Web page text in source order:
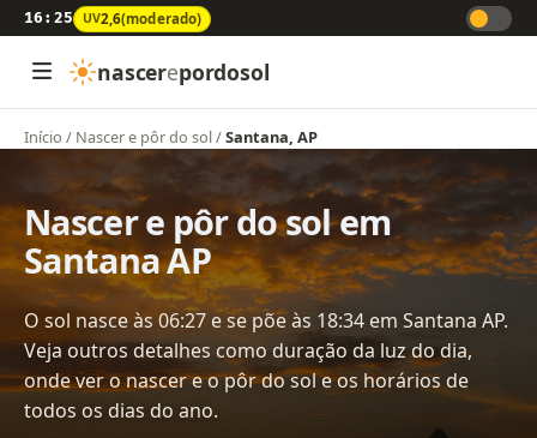
16:25 UV2,6(moderado)
nascerepordosol
Início / Nascer e pôr do sol/Santana, AP
Nascer e pôr do sol em
Santana AP
O sol nasce às 06:27 e se põe às 18:34 em Santana AP.
Veja outros detalhes como duração da luz do dia,
onde ver o nascer e o pôr do sol e os horários de
todos os dias do ano.